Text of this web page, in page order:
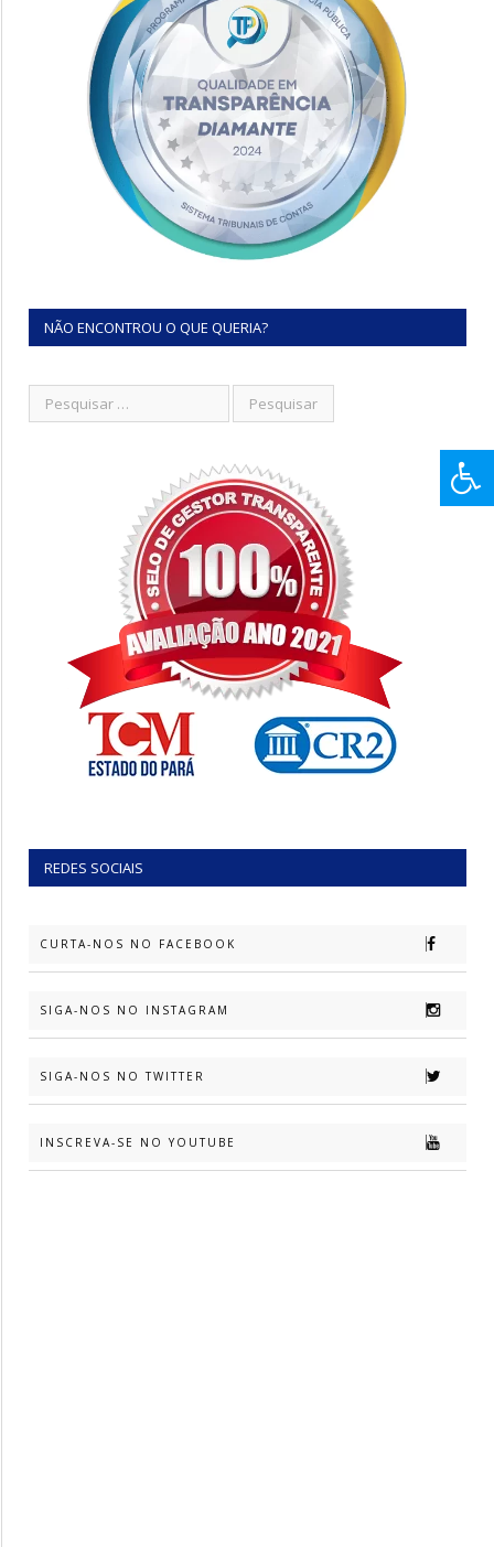
NÃO ENCONTROU O QUE QUERIA?
REDES SOCIAIS
CURTA-NOS NO FACEBOOK
SIGA-NOS NO INSTAGRAM
SIGA-NOS NO TWITTER
INSCREVA-SE NO YOUTUBE